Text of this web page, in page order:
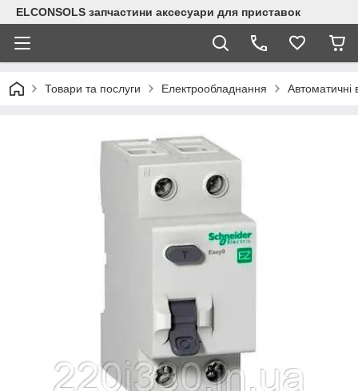
ELCONSOLS запчастини аксесуари для приставок
Товари та послуги Електрообладнання Автоматичні